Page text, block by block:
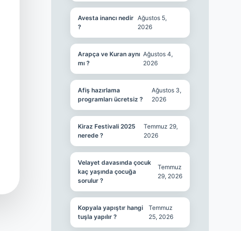
Avesta inancı nedir
?
Ağustos 5,
2026
Arapça ve Kuran aynı
mı ?
Ağustos 4,
2026
Afiş hazırlama
programları ücretsiz ?
Ağustos 3,
2026
Kiraz Festivali 2025
nerede ?
Temmuz 29,
2026
Velayet davasında çocuk
kaç yaşında çocuğa
sorulur ?
Temmuz
29, 2026
Kopyala yapıştır hangi
tuşla yapılır ?
Temmuz
25, 2026